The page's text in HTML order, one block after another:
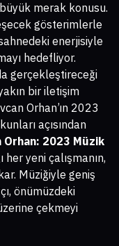
merak konusu.
gösterimlerle
enerjisiyle
hedefliyor.
gerçekleştireceği
bir iletişim
Orhan’ın 2023
açısından
Orhan: 2023 Müzik
yeni çalışmanın,
Müziğiyle geniş
önümüzdeki
çekmeyi